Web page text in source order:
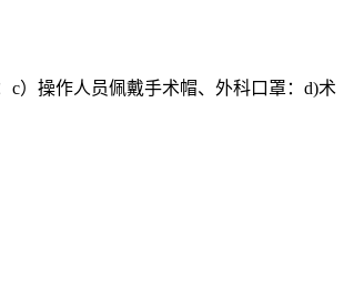
c）操作人员佩戴手术帽、外科口罩：d)术